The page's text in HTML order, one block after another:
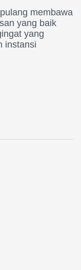
membawa
yang baik
yang
instansi